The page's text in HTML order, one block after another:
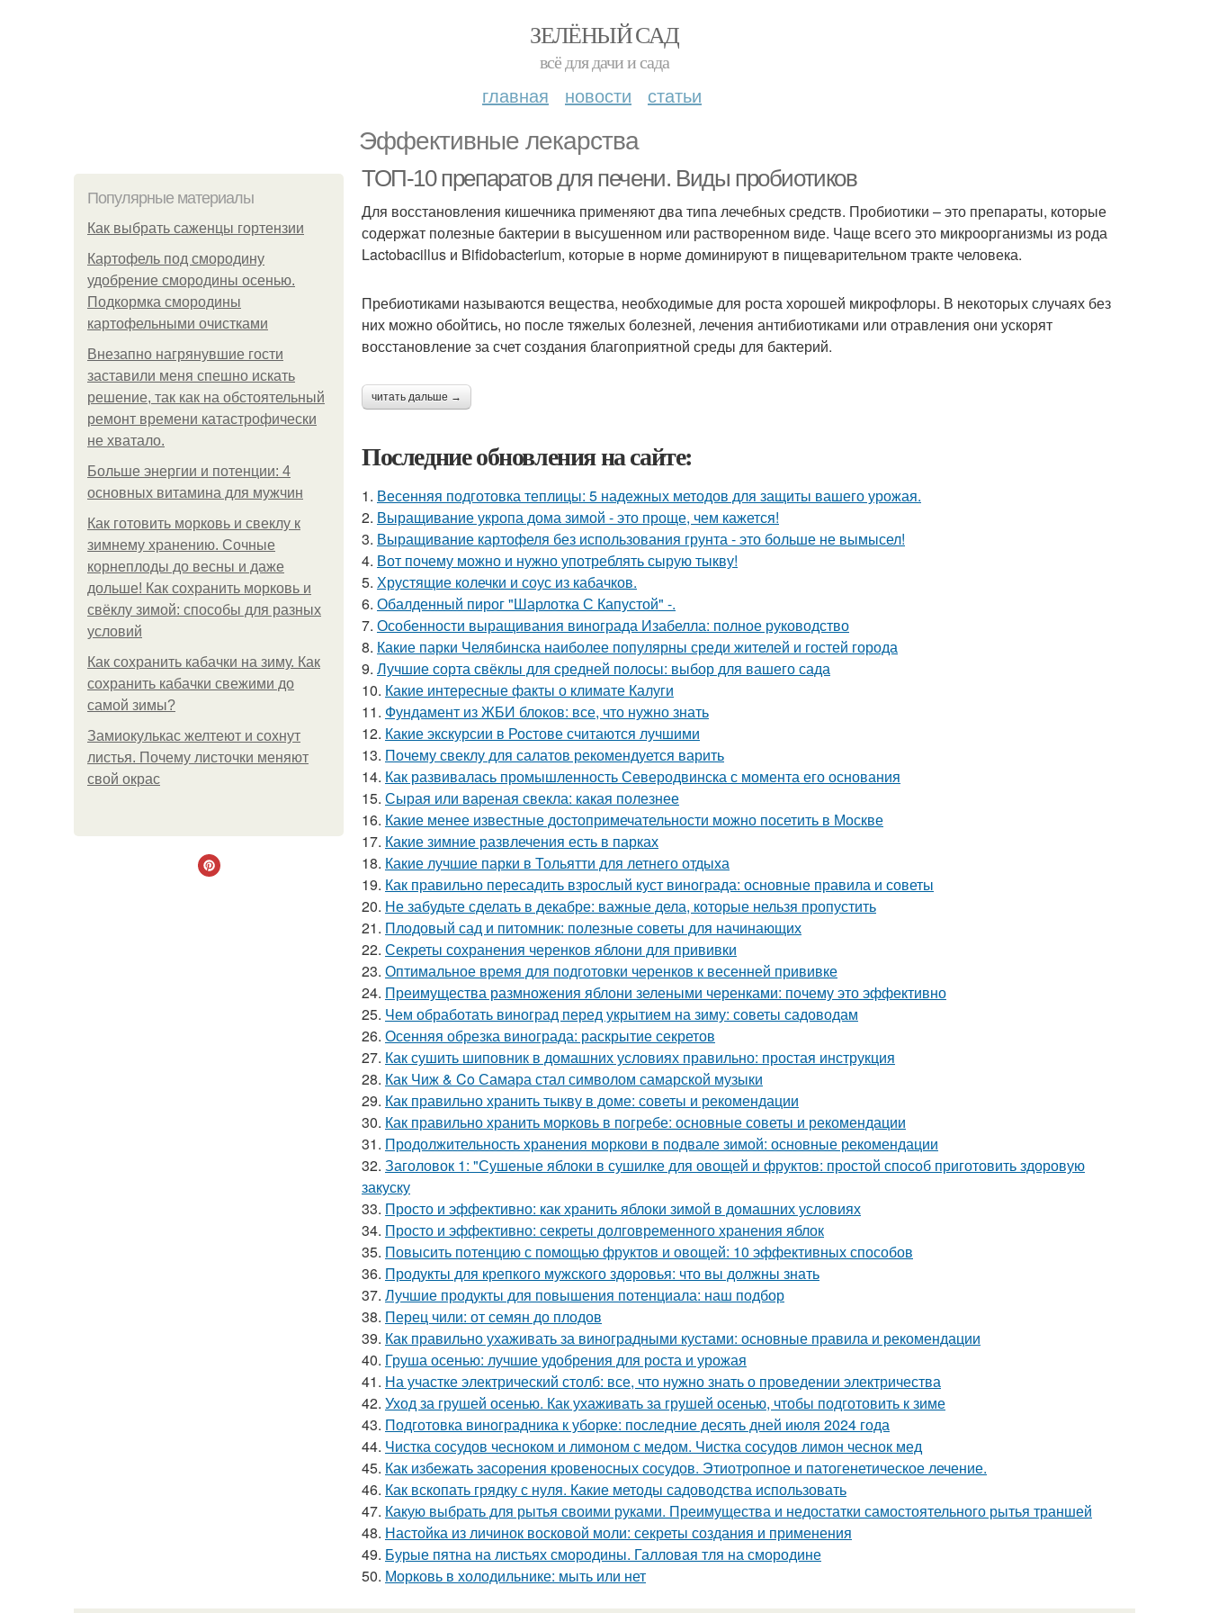
ЗЕЛЁНЫЙ САД
всё для дачи и сада
главная новости статьи
Эффективные лекарства
Популярные материалы
Как выбрать саженцы гортензии
Картофель под смородину
удобрение смородины осенью.
Подкормка смородины
картофельными очистками
Внезапно нагрянувшие гости
заставили меня спешно искать
решение, так как на обстоятельный
ремонт времени катастрофически
не хватало.
Больше энергии и потенции: 4
основных витамина для мужчин
Как готовить морковь и свеклу к
зимнему хранению. Сочные
корнеплоды до весны и даже
дольше! Как сохранить морковь и
свёклу зимой: способы для разных
условий
Как сохранить кабачки на зиму. Как
сохранить кабачки свежими до
самой зимы?
Замиокулькас желтеют и сохнут
листья. Почему листочки меняют
свой окрас
ТОП-10 препаратов для печени. Виды пробиотиков
Для восстановления кишечника применяют два типа лечебных средств. Пробиотики – это препараты, которые
содержат полезные бактерии в высушенном или растворенном виде. Чаще всего это микроорганизмы из рода
Lactobacillus и Bifidobacterium, которые в норме доминируют в пищеварительном тракте человека.
Пребиотиками называются вещества, необходимые для роста хорошей микрофлоры. В некоторых случаях без
них можно обойтись, но после тяжелых болезней, лечения антибиотиками или отравления они ускорят
восстановление за счет создания благоприятной среды для бактерий.
читать дальше →
Последние обновления на сайте:
1. Весенняя подготовка теплицы: 5 надежных методов для защиты вашего урожая.
2. Выращивание укропа дома зимой - это проще, чем кажется!
3. Выращивание картофеля без использования грунта - это больше не вымысел!
4. Вот почему можно и нужно употреблять сырую тыкву!
5. Хрустящие колечки и соус из кабачков.
6. Обалденный пирог "Шарлотка С Капустой" -.
7. Особенности выращивания винограда Изабелла: полное руководство
8. Какие парки Челябинска наиболее популярны среди жителей и гостей города
9. Лучшие сорта свёклы для средней полосы: выбор для вашего сада
10. Какие интересные факты о климате Калуги
11. Фундамент из ЖБИ блоков: все, что нужно знать
12. Какие экскурсии в Ростове считаются лучшими
13. Почему свеклу для салатов рекомендуется варить
14. Как развивалась промышленность Северодвинска с момента его основания
15. Сырая или вареная свекла: какая полезнее
16. Какие менее известные достопримечательности можно посетить в Москве
17. Какие зимние развлечения есть в парках
18. Какие лучшие парки в Тольятти для летнего отдыха
19. Как правильно пересадить взрослый куст винограда: основные правила и советы
20. Не забудьте сделать в декабре: важные дела, которые нельзя пропустить
21. Плодовый сад и питомник: полезные советы для начинающих
22. Секреты сохранения черенков яблони для прививки
23. Оптимальное время для подготовки черенков к весенней прививке
24. Преимущества размножения яблони зелеными черенками: почему это эффективно
25. Чем обработать виноград перед укрытием на зиму: советы садоводам
26. Осенняя обрезка винограда: раскрытие секретов
27. Как сушить шиповник в домашних условиях правильно: простая инструкция
28. Как Чиж & Co Самара стал символом самарской музыки
29. Как правильно хранить тыкву в доме: советы и рекомендации
30. Как правильно хранить морковь в погребе: основные советы и рекомендации
31. Продолжительность хранения моркови в подвале зимой: основные рекомендации
32. Заголовок 1: "Сушеные яблоки в сушилке для овощей и фруктов: простой способ приготовить здоровую
закуску
33. Просто и эффективно: как хранить яблоки зимой в домашних условиях
34. Просто и эффективно: секреты долговременного хранения яблок
35. Повысить потенцию с помощью фруктов и овощей: 10 эффективных способов
36. Продукты для крепкого мужского здоровья: что вы должны знать
37. Лучшие продукты для повышения потенциала: наш подбор
38. Перец чили: от семян до плодов
39. Как правильно ухаживать за виноградными кустами: основные правила и рекомендации
40. Груша осенью: лучшие удобрения для роста и урожая
41. На участке электрический столб: все, что нужно знать о проведении электричества
42. Уход за грушей осенью. Как ухаживать за грушей осенью, чтобы подготовить к зиме
43. Подготовка виноградника к уборке: последние десять дней июля 2024 года
44. Чистка сосудов чесноком и лимоном с медом. Чистка сосудов лимон чеснок мед
45. Как избежать засорения кровеносных сосудов. Этиотропное и патогенетическое лечение.
46. Как вскопать грядку с нуля. Какие методы садоводства использовать
47. Какую выбрать для рытья своими руками. Преимущества и недостатки самостоятельного рытья траншей
48. Настойка из личинок восковой моли: секреты создания и применения
49. Бурые пятна на листьях смородины. Галловая тля на смородине
50. Морковь в холодильнике: мыть или нет